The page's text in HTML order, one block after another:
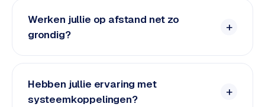
t
n
t
a
r
Werken jullie op afstand net zo
grondig?
Hebben jullie ervaring met
systeemkoppelingen?